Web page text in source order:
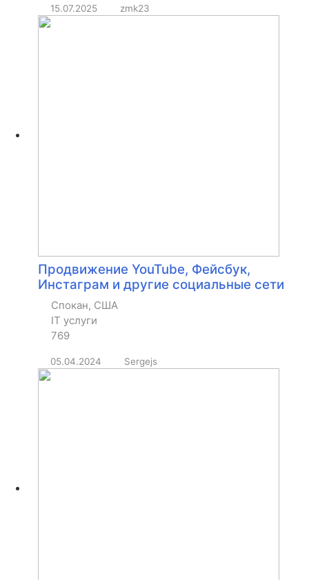
15.07.2025 zmk23
Продвижение YouTube, Фейсбук,
Инстаграм и другие социальные сети
Спокан, США
IT услуги
769
05.04.2024 Sergejs